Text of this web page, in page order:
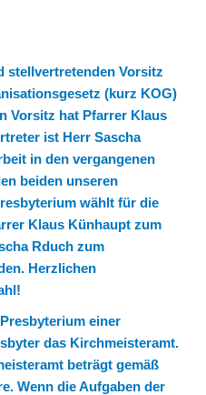
stellvertretenden Vorsitz
(kurz KOG)
Vorsitz hat Pfarrer Klaus
ist Herr Sascha
in den vergangenen
beiden unseren
wählt für die
Klaus Künhaupt zum
Rduch zum
Herzlichen
einer
das Kirchmeisteramt.
beträgt gemäß
Wenn die Aufgaben der